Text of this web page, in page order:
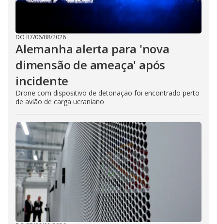
DO R7/06/08/2026
Alemanha alerta para 'nova
dimensão de ameaça' após
incidente
Drone com dispositivo de detonação foi encontrado perto
de avião de carga ucraniano